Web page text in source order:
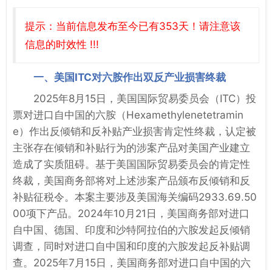
提示：当前信息发布至今已有353天！请注意该
信息的时效性 !!!
一、美国ITC对六胺作出双反产业损害终裁
2025年8月15日，美国国际贸易委员会（ITC）投
票对进口自中国的六胺（Hexamethylenetetramin
e）作出反倾销和反补贴产业损害肯定性终裁，认定被
主张存在倾销和补贴行为的涉案产品对美国产业建立
造成了实质阻碍。基于美国国际贸易委员会的肯定性
终裁，美国商务部将对上述涉案产品颁布反倾销和反
补贴征税令。本案主要涉及美国海关编码2933.69.50
00项下产品。2024年10月21日，美国商务部对进口
自中国、德国、印度和沙特阿拉伯的六胺发起反倾销
调查，同时对进口自中国和印度的六胺发起反补贴调
查。2025年7月15日，美国商务部对进口自中国的六